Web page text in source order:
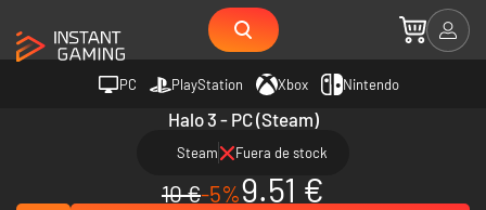
PC PlayStation Xbox Nintendo
Halo 3 - PC (Steam)
Steam Fuera de stock
10 €-5%9.51 €